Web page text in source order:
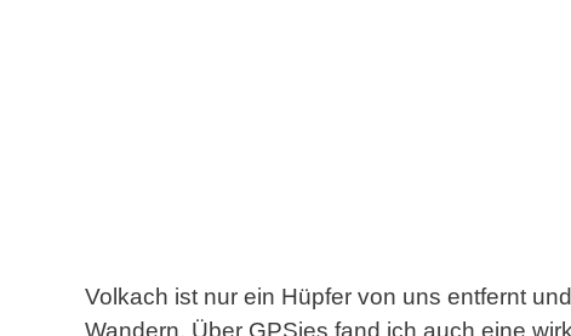
Volkach ist nur ein Hüpfer von uns entfernt
Wandern. Über GPSies fand ich auch eine